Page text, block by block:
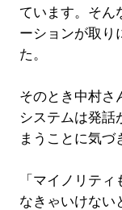
ています。そん
ーションが取り
た。
そのとき中村さ
システムは発話
まうことに気づ
「マイノリテ
なきゃいけない